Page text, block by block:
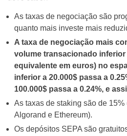
As taxas de negociação são
quanto mais investe mais
A taxa de negociação mais
volume transacionado inferior
equivalente em euros) no
inferior a 20.000$ passa a
100.000$ passa a 0.24%, e
As taxas de staking são de
Algorand e Ethereum).
Os depósitos SEPA são